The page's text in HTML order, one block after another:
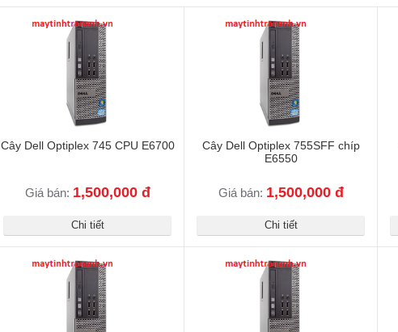
Cây Dell Optiplex 745 CPU E6700
Giá bán: 1,500,000 đ
Chi tiết
Cây Dell Optiplex 755SFF chíp
E6550
Giá bán: 1,500,000 đ
Chi tiết